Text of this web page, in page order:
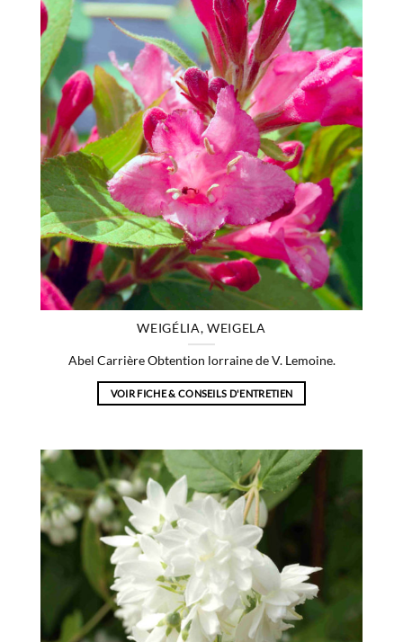
WEIGÉLIA, WEIGELA
Abel Carrière Obtention lorraine de V. Lemoine.
VOIR FICHE & CONSEILS D'ENTRETIEN